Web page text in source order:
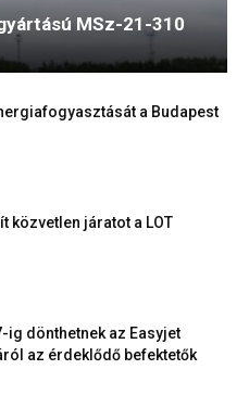
MSz-21-310
a Budapest
közvetlen járatot a LOT
ig dönthetnek az Easyjet
az érdeklődő befektetők